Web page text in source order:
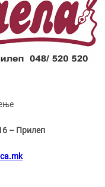
– Прилеп